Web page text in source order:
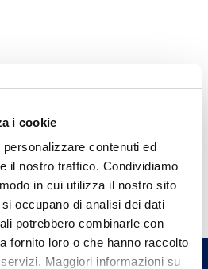
i cookie
contenuti ed
il nostro traffico. Condividiamo
in cui utilizza il nostro sito
occupano di analisi dei dati
potrebbero combinarle con
fornito loro o che hanno raccolto
Maggiori informazioni su
di
vicina a te e parla con